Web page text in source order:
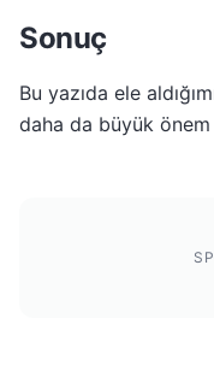
Sonuç
Bu yazıda ele
daha da büyük